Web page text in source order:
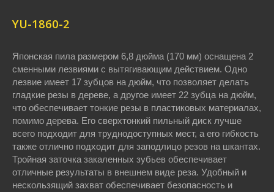
YU-1860-2
Японская пила размером 6,8 дюйма (170 мм) оснащена 2
сменными лезвиями с вытягивающим действием. Одно
лезвие имеет 17 зубцов на дюйм, что позволяет делать
гладкие резы в дереве, а другое имеет 22 зубца на дюйм,
что обеспечивает тонкие резы в пластиковых материалах,
помимо дерева. Его сверхтонкий пильный диск лучше
всего подходит для труднодоступных мест, а его гибкость
также отлично подходит для заподлицо резов на шкантах.
Тройная заточка закаленных зубьев обеспечивает
отличные результаты в внешнем виде реза. Удобный и
нескользящий захват обеспечивает безопасность и